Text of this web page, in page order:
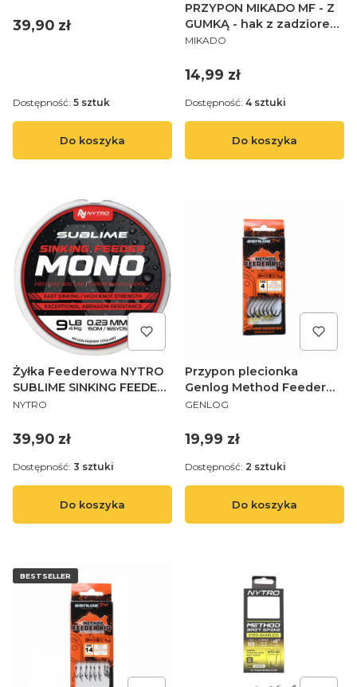
Cena
39,90 zł
Do koszyka
Dostępność: 5 sztuk
PRZYPON MIKADO MF - Z
GUMKĄ - hak z zadziorem
nr 4 / plecionka:
PRODUCENT
MIKADO
Cena
14,99 zł
Do koszyka
Dostępność: 4 sztuki
Żyłka Feederowa NYTRO
SUBLIME SINKING FEEDER
MONO 0,23
PRODUCENT
NYTRO
Cena
39,90 zł
Do koszyka
Dostępność: 3 sztuki
Przypon plecionka
Genlog Method Feeder
RIG 1105 4 P16 10 G
PRODUCENT
GENLOG
Cena
19,99 zł
Do koszyka
Dostępność: 2 sztuki
BESTSELLER